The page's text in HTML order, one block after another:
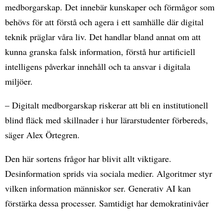
medborgarskap. Det innebär kunskaper och förmågor som
behövs för att förstå och agera i ett samhälle där digital
teknik präglar våra liv. Det handlar bland annat om att
kunna granska falsk information, förstå hur artificiell
intelligens påverkar innehåll och ta ansvar i digitala
miljöer.
– Digitalt medborgarskap riskerar att bli en institutionell
blind fläck med skillnader i hur lärarstudenter förbereds,
säger Alex Örtegren.
Den här sortens frågor har blivit allt viktigare.
Desinformation sprids via sociala medier. Algoritmer styr
vilken information människor ser. Generativ AI kan
förstärka dessa processer. Samtidigt har demokratinivåer